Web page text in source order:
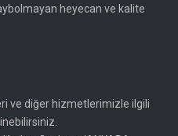
heyecan ve kalite
ve diğer hizmetlerimizle ilgili